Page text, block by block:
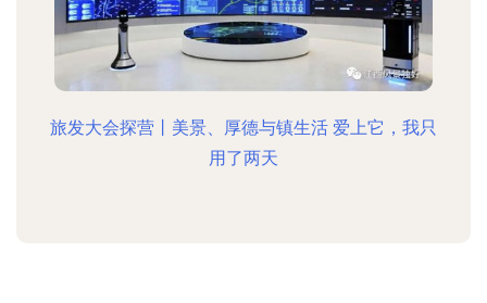
旅发大会探营丨美景、厚德与镇生活 爱上它，我只
用了两天